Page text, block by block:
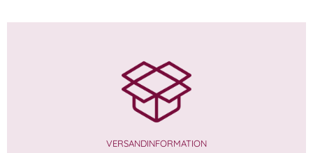
VERSANDINFORMATION